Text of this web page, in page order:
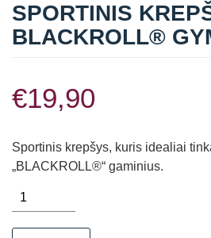
SPORTINIS
BLACKROLL®
€19,90
Sportinis krepšys, kuris idealiai
„BLACKROLL®“ gaminius.
produkto
kiekis:
SPORTINIS